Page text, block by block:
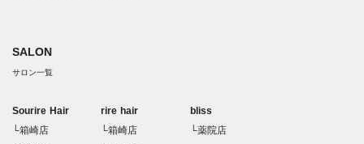
SALON
サロン一覧
Sourire Hair
└箱崎店
rire hair
└箱崎店
bliss
└薬院店